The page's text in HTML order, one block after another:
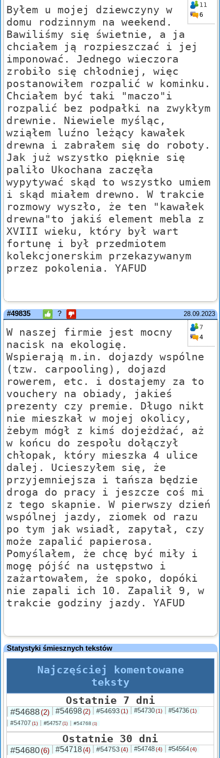
11
6
Byłem u mojej dziewczyny w
domu rodzinnym na weekend.
Bawiliśmy się świetnie, a ja
chciałem ją rozpieszczać i jej
imponować. Jednego wieczora
zrobiło się chłodniej, więc
postanowiłem rozpalić w kominku.
Chciałem być taki "maczo"i
rozpalić bez podpałki na zwykłym
drewnie. Niewiele myśląc,
wziąłem luźno leżący kawałek
drewna i zabrałem się do roboty.
Jak już wszystko pięknie się
paliło Ukochana zaczęła
wypytywać skąd to wszystko umiem
i skąd miałem drewno. W trakcie
rozmowy wyszło, że ten "kawałek
drewna"to jakiś element mebla z
XVIII wieku, który był wart
fortunę i był przedmiotem
kolekcjonerskim przekazywanym
przez pokolenia. YAFUD
28.09.2023
#49835 ?
7
4
W naszej firmie jest mocny
nacisk na ekologię.
Wspierają m.in. dojazdy wspólne
(tzw. carpooling), dojazd
rowerem, etc. i dostajemy za to
vouchery na obiady, jakieś
prezenty czy premie. Długo nikt
nie mieszkał w mojej okolicy,
żebym mógł z kimś dojeżdżać, aż
w końcu do zespołu dołączył
chłopak, który mieszka 4 ulice
dalej. Ucieszyłem się, że
przyjemniejsza i tańsza będzie
droga do pracy i jeszcze coś mi
z tego skapnie. W pierwszy dzień
wspólnej jazdy, ziomek od razu
po tym jak wsiadł, zapytał, czy
może zapalić papierosa.
Pomyślałem, że chcę być miły i
mogę pójść na ustępstwo i
zażartowałem, że spoko, dopóki
nie zapali ich 10. Zapalił 9, w
trakcie godziny jazdy. YAFUD
Statystyki śmiesznych tekstów
Najczęściej komentowane
teksty
Ostatnie 7 dni
#54688(2) #54698(2) #54693 (1) #54730(1) #54736(1)
#54707 (1) #54757 (1) #54768 (1)
Ostatnie 30 dni
#54680(6) #54718(4) #54753 (4) #54748(4) #54564(4)